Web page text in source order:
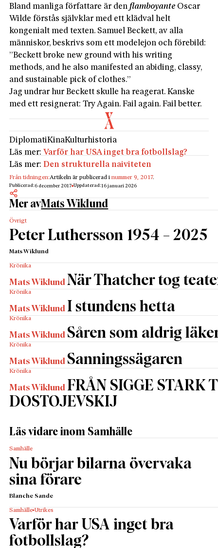
Bland manliga författare är denflamboyante Oscar
Wilde förstås självklar med ett klädval helt
kongenialt med texten. Samuel Beckett, av alla
människor, beskrivs som ett modelejon och förebild:
”Beckett broke new ground with his writing
methods, and he also manifested an abiding, classy,
and sustainable pick of clothes.”
Jag undrar hur Beckett skulle ha reagerat. Kanske
med ett resignerat: Try Again. Fail again. Fail better.
DiplomatiKinaKulturhistoria
Läs mer: Varför har USA inget bra fotbollslag?
Läs mer:Den strukturella naiviteten
Från tidningen:Artikeln är publicerad inummer 9, 2017.
Publicerad:6 december 2017 Uppdaterad:16 januari 2026
Mer avMats Wiklund
Övrigt
Peter Luthersson 1954 – 2025
Mats Wiklund
Krönika
Mats Wiklund När Thatcher tog
Krönika
Mats Wiklund I stundens hetta
Krönika
Mats Wiklund Såren som aldrig
Krönika
Mats Wiklund Sanningssägaren
Krönika
Mats Wiklund FRÅN SIGGE STARK
DOSTOJEVSKIJ
Läs vidare inom Samhälle
Samhälle
Nu börjar bilarna övervaka
sina förare
Blanche Sande
Samhälle Utrikes
Varför har USA inget bra
fotbollslag?